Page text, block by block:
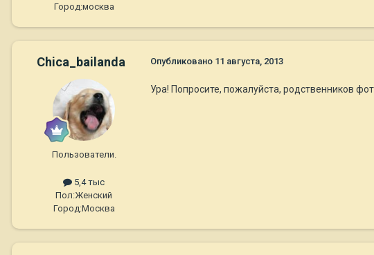
Город:москва
Chica_bailanda
Пользователи.
5,4 тыс
Пол:Женский
Город:Москва
Опубликовано 11 августа, 2013
Ура! Попросите, пожалуйста, родственников